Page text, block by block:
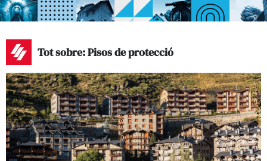
Tot sobre: Pisos de protecció